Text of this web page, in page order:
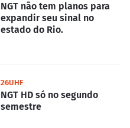
NGT não tem planos para
expandir seu sinal no
estado do Rio.
26UHF
NGT HD só no segundo
semestre